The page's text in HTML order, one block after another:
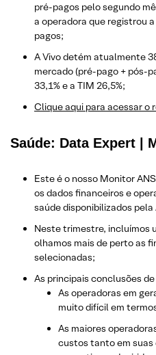
pré-pagos pelo segundo
a operadora que registrou
pagos;
A Vivo detém atualmente
mercado (pré-pago + pós-
33,1% e a TIM 26,5%;
Clique aqui para acessar o
Saúde: Data Expert |
Este é o nosso Monitor
os dados financeiros e
saúde disponibilizados pela
Neste trimestre, incluímos
olhamos mais de perto as
selecionadas;
As principais conclusões
As operadoras em
muito difícil em
As maiores
custos tanto em suas